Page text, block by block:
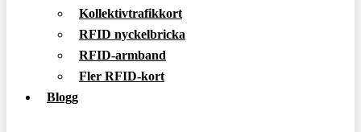
Kollektivtrafikkort
RFID nyckelbricka
RFID-armband
Fler RFID-kort
Blogg